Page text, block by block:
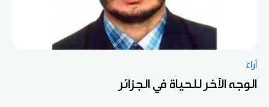
آراء
الوجه الآخر للحياة في الجزائر